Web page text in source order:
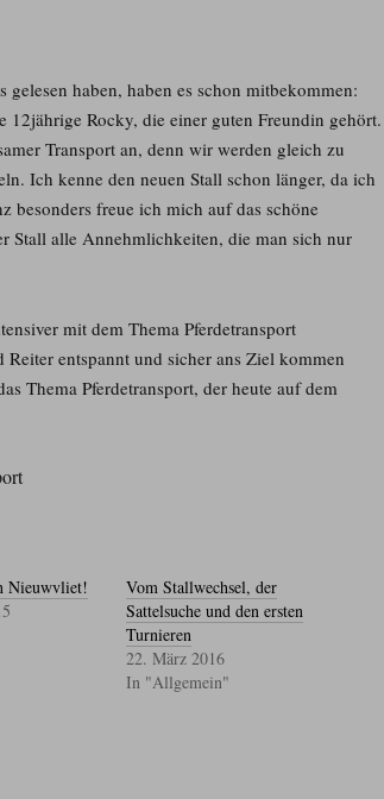
haben, haben es schon mitbekommen:
12jährige Rocky, die einer guten Freundin gehört.
Transport an, denn wir werden gleich zu
Ich kenne den neuen Stall schon länger, da ich
besonders freue ich mich auf das schöne
Stall alle Annehmlichkeiten, die man sich nur
mit dem Thema Pferdetransport
entspannt und sicher ans Ziel kommen
Thema Pferdetransport, der heute auf dem
Nieuwvliet!
Vom Stallwechsel, der
Sattelsuche und den ersten
Turnieren
22. März 2016
In "Allgemein"